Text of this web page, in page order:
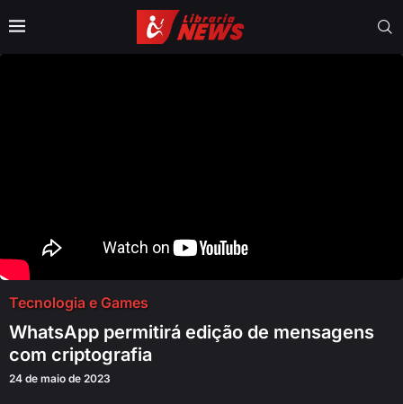
Tecnologia e Games
WhatsApp permitirá edição de mensagens
com criptografia
24 de maio de 2023